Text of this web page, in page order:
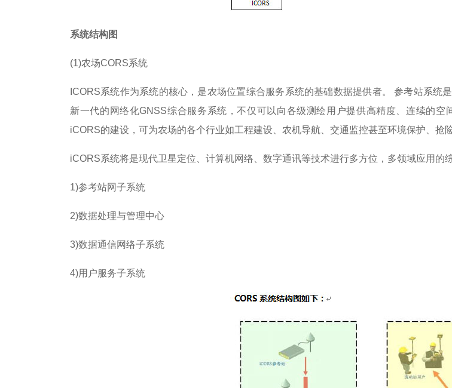
系统结构图
(1)农场CORS系统
ICORS系统作为系统的核心，是农场位置综合服务系统的基础数据提供者。 参考站系
新一代的网络化GNSS综合服务系统，不仅可以向各级测绘用户提供高精度、连续的空
iCORS的建设，可为农场的各个行业如工程建设、农机导航、交通监控甚至环境保护、抢
iCORS系统将是现代卫星定位、计算机网络、数字通讯等技术进行多方位，多领域应用的
1)参考站网子系统
2)数据处理与管理中心
3)数据通信网络子系统
4)用户服务子系统